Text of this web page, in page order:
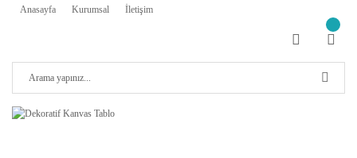
Anasayfa Kurumsal İletişim